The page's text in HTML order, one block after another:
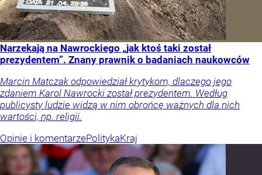
Narzekają na Nawrockiego „jak ktoś taki został
prezydentem”. Znany prawnik o badaniach naukowców
Marcin Matczak odpowiedział krytykom, dlaczego jego
zdaniem Karol Nawrocki został prezydentem. Według
publicysty ludzie widzą w nim obrońcę ważnych dla nich
wartości, np. religii.
Opinie i komentarzePolitykaKraj